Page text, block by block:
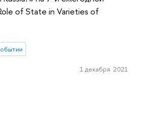
of State in Varieties of
1 декабря 2021